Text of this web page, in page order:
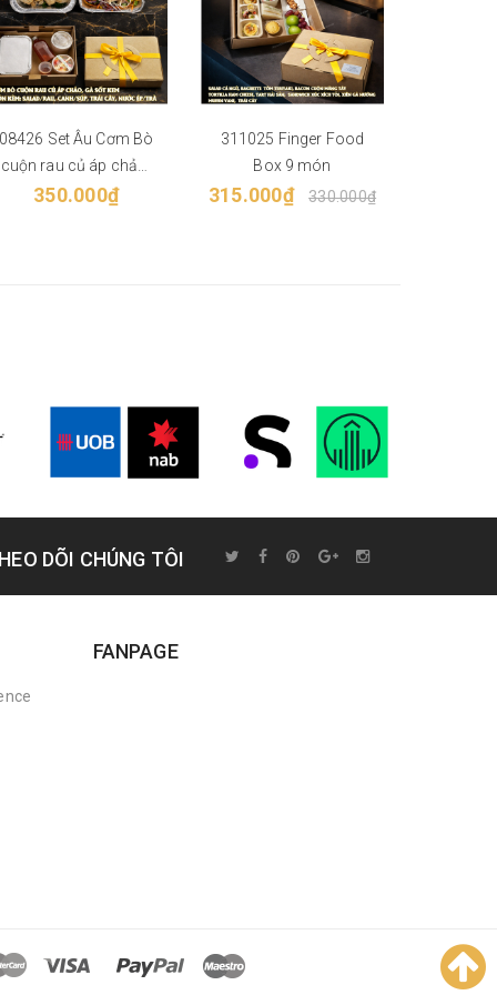
Set Âu Cơm Bò
cuộn rau củ áp chảo,
Gà sốt kem
350.000₫
311025 Finger Food
Box 9 món
315.000₫ 330.000₫
DÕI CHÚNG TÔI
FANPAGE